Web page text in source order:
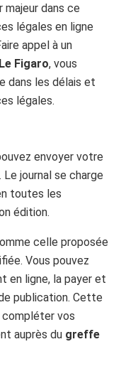
majeur dans ce
légales en ligne
appel à un
Le Figaro, vous
dans les délais et
légales.
envoyer votre
journal se charge
toutes les
édition.
celle proposée
Vous pouvez
en ligne, la payer et
publication. Cette
vos
auprès du greffe